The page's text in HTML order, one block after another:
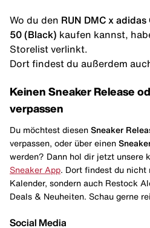
Wo du den RUN DMC x
50 (Black) kaufen kannst,
Storelist verlinkt.
Dort findest du außerdem
Keinen Sneaker Release
verpassen
Du möchtest diesen Sneaker
verpassen, oder über einen
werden? Dann hol dir jetzt unsere
Sneaker App . Dort findest du
Kalender, sondern auch Restock
Deals & Neuheiten. Schau gerne
Social Media